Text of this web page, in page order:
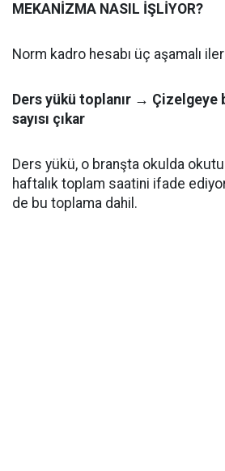
MEKANİZMA NASIL İŞLİYOR?
Norm kadro hesabı üç aşamalı
Ders yükü toplanır → Çizelgeye
sayısı çıkar
Ders yükü, o branşta okulda
haftalık toplam saatini ifade
de bu toplama dahil.